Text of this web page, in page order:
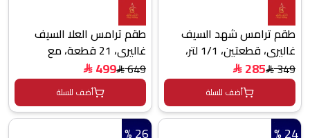
طقم ترامس شهد السيف
غاليري، قطعتين، 1/1 لتر،
حافظة داخلية زجاج حراري، بيد
خشبي - فضي ذهبي
349
$
285
$
أضف للسلة
طقم ترامس العلا السيف
غاليري، 21 قطعة، مع
طوفرية، اكواب شاي و
قهوة - لؤلؤي فضي
649
$
499
$
أضف للسلة